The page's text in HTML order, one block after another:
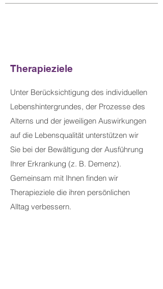
Therapieziele
Unter Berücksichtigung des individuellen
Lebenshintergrundes, der Prozesse des
Alterns und der jeweiligen Auswirkungen
auf die Lebensqualität unterstützen wir
Sie bei der Bewältigung der Ausführung
Ihrer Erkrankung (z. B. Demenz).
Gemeinsam mit Ihnen ﬁnden wir
Therapieziele die ihren persönlichen
Alltag verbessern.